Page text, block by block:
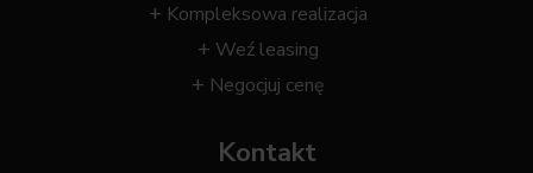
Kompleksowa realizacja
Weź leasing
Negocjuj cenę
Kontakt